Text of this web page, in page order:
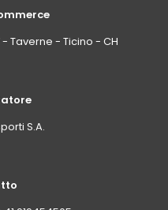
- Taverne - Ticino - CH
S.A.